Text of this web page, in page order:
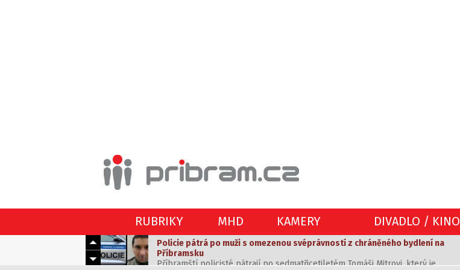
RUBRIKY MHD KAMERY DIVADLO / KINO
Policie pátrá po muži s omezenou svéprávností z chráněného bydlení na
Příbramsku
Příbramští policisté pátrají po sedmatřicetiletém Tomáši Mitrovi, který je